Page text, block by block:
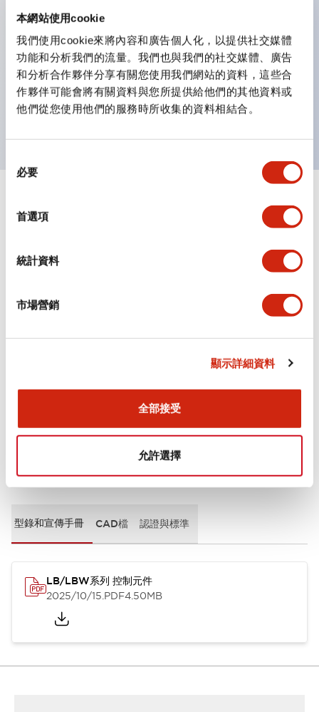
本網站使用cookie
我們使用cookie來將內容和廣告個人化，以提供社交媒體
功能和分析我們的流量。我們也與我們的社交媒體、廣告
和分析合作夥伴分享有關您使用我們網站的資料，這些合
作夥伴可能會將有關資料與您所提供給他們的其他資料或
他們從您使用他們的服務時所收集的資料相結合。
必要
首選項
統計資料
市場營銷
顯示詳細資料
全部接受
允許選擇
提供2檔、3檔、照光型、帶鎖選擇開關以及蜂鳴器、撥
優異的防水性能。保護結構IP65
按鈕開關、選擇開關、帶鎖選擇開關最大支持3c接點。
LED照光帶來明亮且鮮明的照光面
可用專用配件輕鬆更換為Φ22閃光輪廓型
顯示全部+
功能規格
安裝和安裝規範
文件和檔案
型錄和宣傳手冊 CAD檔 認證與標準
LB/LBW系列 控制元件
2025/10/15.PDF4.50MB